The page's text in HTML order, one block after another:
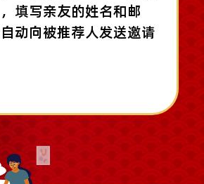
填写亲友的姓名和邮
动向被推荐人发送邀请